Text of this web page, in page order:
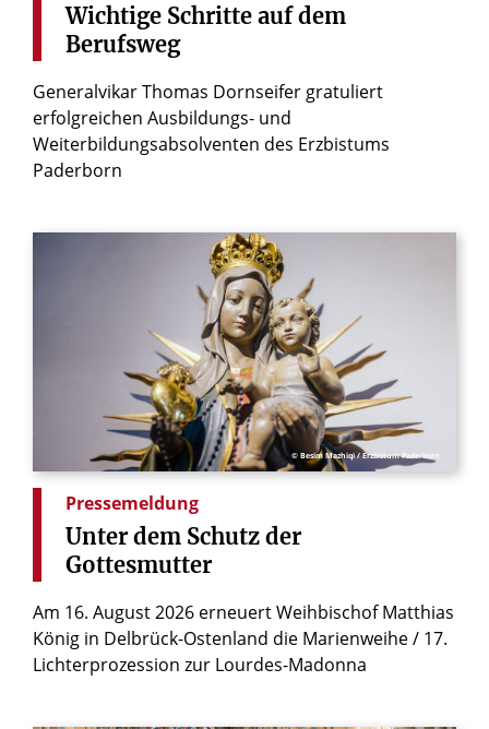
Wichtige Schritte auf dem
Berufsweg
Generalvikar Thomas Dornseifer gratuliert
erfolgreichen Ausbildungs- und
Weiterbildungsabsolventen des Erzbistums
Paderborn
© Besim Mazhiqi / Erzbistum Paderborn
Pressemeldung
Unter dem Schutz der
Gottesmutter
Am 16. August 2026 erneuert Weihbischof Matthias
König in Delbrück-Ostenland die Marienweihe / 17.
Lichterprozession zur Lourdes-Madonna